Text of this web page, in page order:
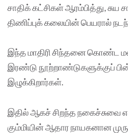
சாதிக் கட்சிகள் ஆரம்பித்து, சுய
திணிப்புக் கலையின் பெயரால்
இந்த மாதிரி சிந்தனை கொண்ட
இரண்டு நூற்றாண்டுகளுக்குப்
இழுக்கிறார்கள்.
இதில் ஆகச் சிறந்த
கும்மியின் ஆதார நாயகனான